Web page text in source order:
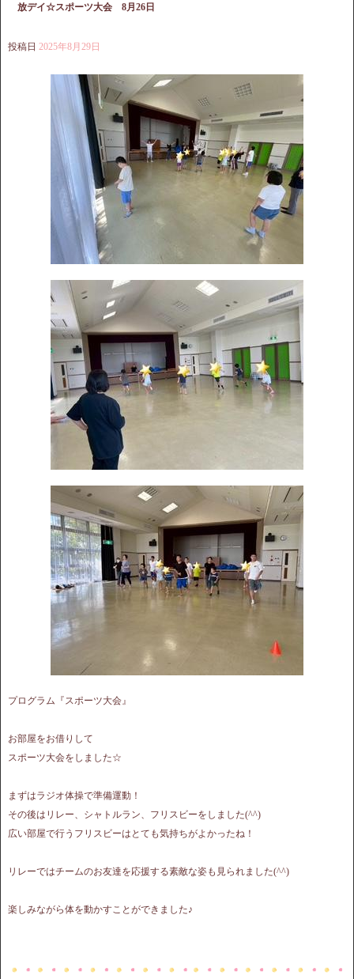
放デイ☆スポーツ大会 8月26日
投稿日 2025年8月29日
プログラム『スポーツ大会』
お部屋をお借りして
スポーツ大会をしました☆
まずはラジオ体操で準備運動！
その後はリレー、シャトルラン、フリスビーをしました(^^)
広い部屋で行うフリスビーはとても気持ちがよかったね！
リレーではチームのお友達を応援する素敵な姿も見られました(^^)
楽しみながら体を動かすことができました♪